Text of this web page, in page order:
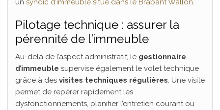
un syndic d’immeuble situé dans le Brabant Wallon.
Pilotage technique : assurer la
pérennité de l’immeuble
Au-delà de l’aspect administratif, le gestionnaire
d’immeuble supervise également le volet technique
grâce à des visites techniques régulières. Une visite
permet de repérer rapidement les
dysfonctionnements, planifier l’entretien courant ou